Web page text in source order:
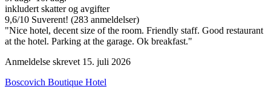
inkludert skatter og avgifter
9,6/10 Suverent! (283 anmeldelser)
"Nice hotel, decent size of the room. Friendly staff. Good restaurant
at the hotel. Parking at the garage. Ok breakfast."
Anmeldelse skrevet 15. juli 2026
Boscovich Boutique Hotel